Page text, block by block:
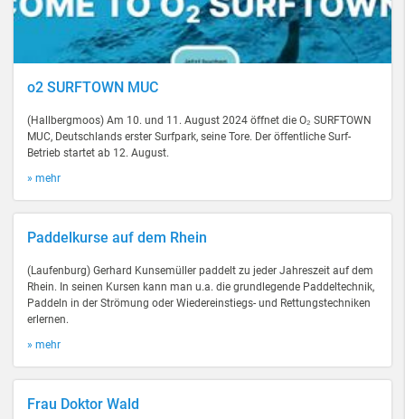
o2 SURFTOWN MUC
(Hallbergmoos) Am 10. und 11. August 2024 öffnet die O₂ SURFTOWN
MUC, Deutschlands erster Surfpark, seine Tore. Der öffentliche Surf-
Betrieb startet ab 12. August.
» mehr
Paddelkurse auf dem Rhein
(Laufenburg) Gerhard Kunsemüller paddelt zu jeder Jahreszeit auf dem
Rhein. In seinen Kursen kann man u.a. die grundlegende Paddeltechnik,
Paddeln in der Strömung oder Wiedereinstiegs- und Rettungstechniken
erlernen.
» mehr
Frau Doktor Wald